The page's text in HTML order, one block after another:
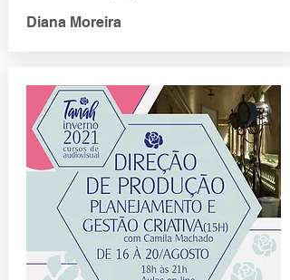
Diana Moreira